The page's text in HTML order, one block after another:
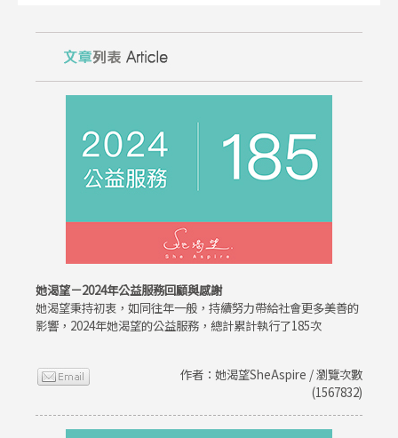
她渴望－2024年公益服務回顧與感謝
她渴望秉持初衷，如同往年一般，持續努力帶給社會更多美善的
影響，2024年她渴望的公益服務，總計累計執行了185次
作者：她渴望SheAspire / 瀏覽次數
(1567832)